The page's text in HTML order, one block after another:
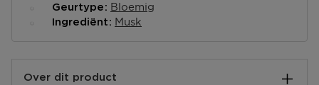
Geurtype Bloemig
Ingrediënt Musk
Over dit product